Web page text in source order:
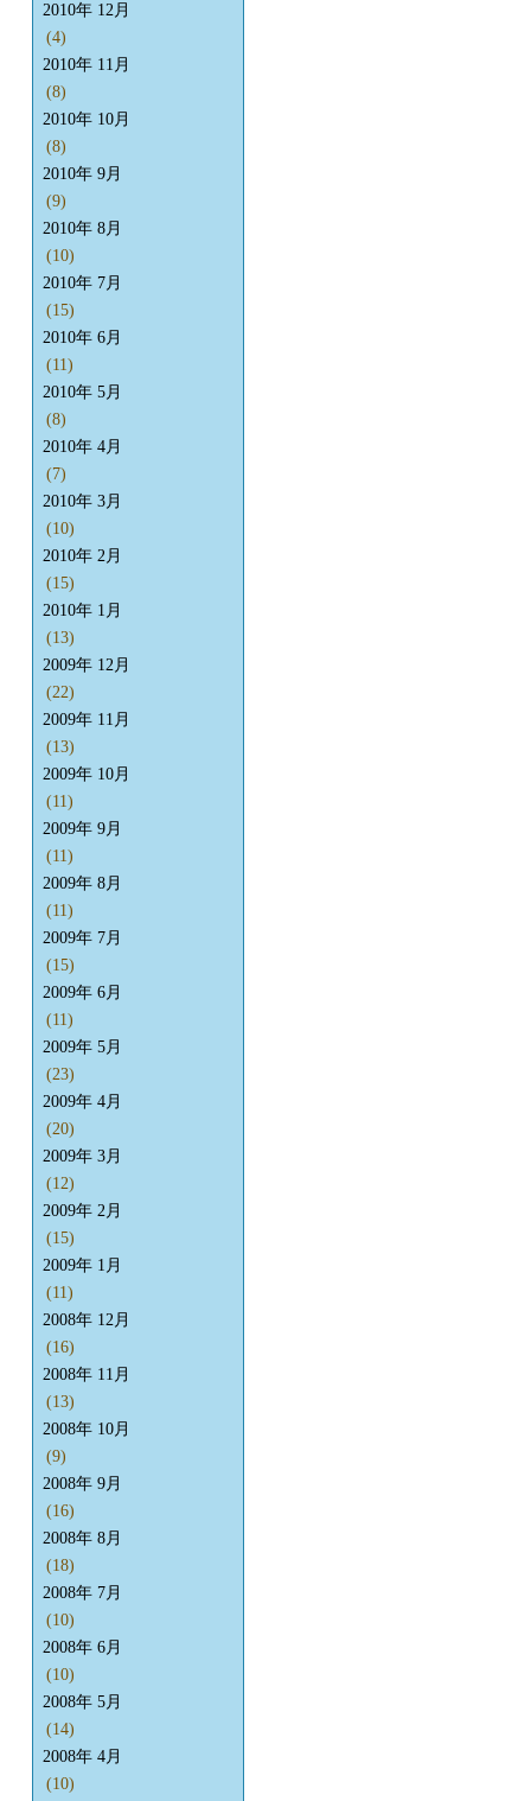
2010年 12月
(4)
2010年 11月
(8)
2010年 10月
(8)
2010年 9月
(9)
2010年 8月
(10)
2010年 7月
(15)
2010年 6月
(11)
2010年 5月
(8)
2010年 4月
(7)
2010年 3月
(10)
2010年 2月
(15)
2010年 1月
(13)
2009年 12月
(22)
2009年 11月
(13)
2009年 10月
(11)
2009年 9月
(11)
2009年 8月
(11)
2009年 7月
(15)
2009年 6月
(11)
2009年 5月
(23)
2009年 4月
(20)
2009年 3月
(12)
2009年 2月
(15)
2009年 1月
(11)
2008年 12月
(16)
2008年 11月
(13)
2008年 10月
(9)
2008年 9月
(16)
2008年 8月
(18)
2008年 7月
(10)
2008年 6月
(10)
2008年 5月
(14)
2008年 4月
(10)